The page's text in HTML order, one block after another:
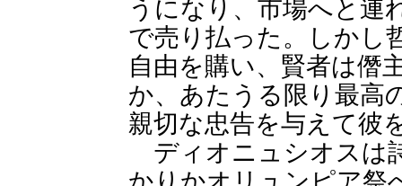
うになり、市場へと連
で売り払った。しかし
自由を購い、賢者は僭
か、あたうる限り最高
親切な忠告を与えて彼
ディオニュシオスは